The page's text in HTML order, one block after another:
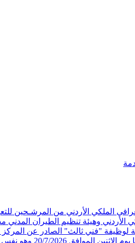
الملكي الأردني من المرشـحين
الأردني وهيئة تنظيم الطيران المدني